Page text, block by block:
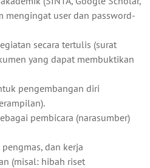
mengingat user dan password-
secara tertulis (surat
yang dapat membuktikan
pengembangan diri
pembicara (narasumber)
dan kerja
(misal: hibah riset